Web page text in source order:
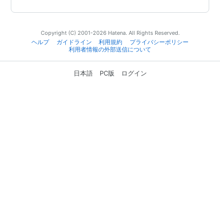
Copyright (C) 2001-2026 Hatena. All Rights Reserved.
ヘルプ
ガイドライン 利用規約
プライバシーポリシー
利用者情報の外部送信について
日本語 PC版 ログイン